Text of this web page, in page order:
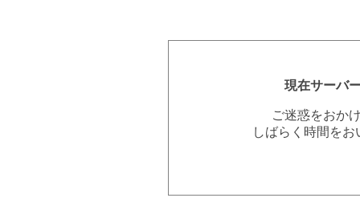
現在サーバ
ご迷惑をおか
しばらく時間を